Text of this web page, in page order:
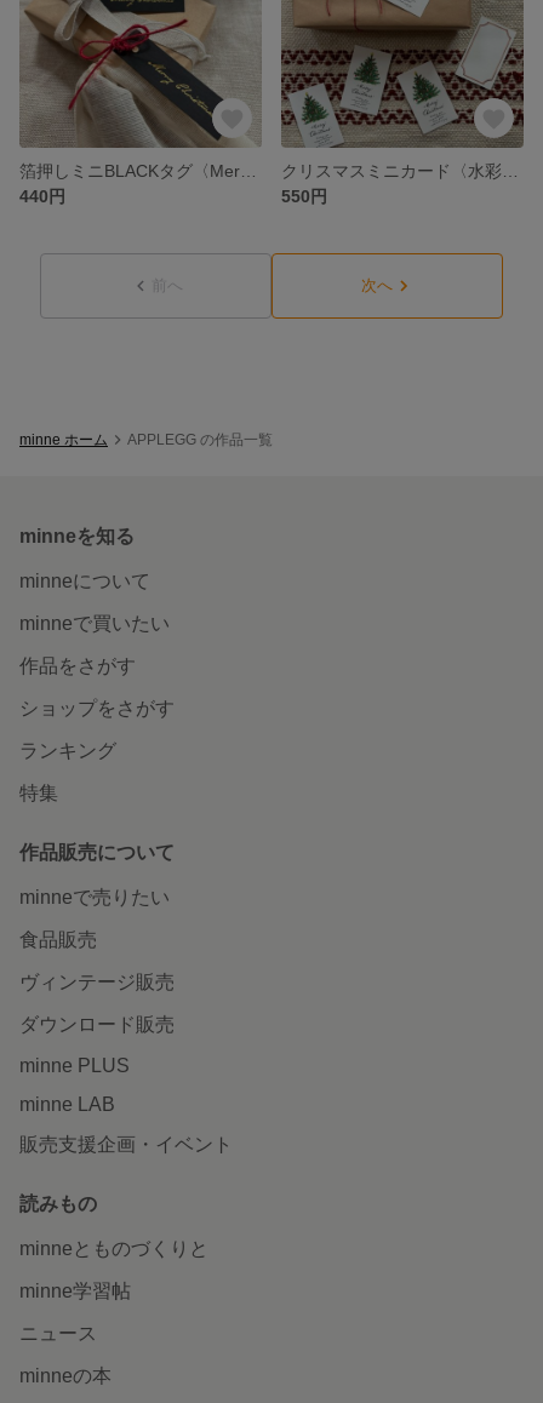
440円
550円
前へ 次へ
minne ホーム APPLEGG の作品一覧
minneを知る
minneについて
minneで買いたい
作品をさがす
ショップをさがす
ランキング
特集
作品販売について
minneで売りたい
食品販売
ヴィンテージ販売
ダウンロード販売
minne PLUS
minne LAB
販売支援企画・イベント
読みもの
minneとものづくりと
minne学習帖
ニュース
minneの本